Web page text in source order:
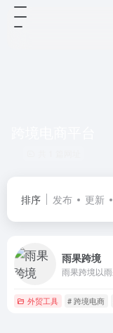
排序 发布 更新
雨果跨境
外贸工具 # 跨境电商